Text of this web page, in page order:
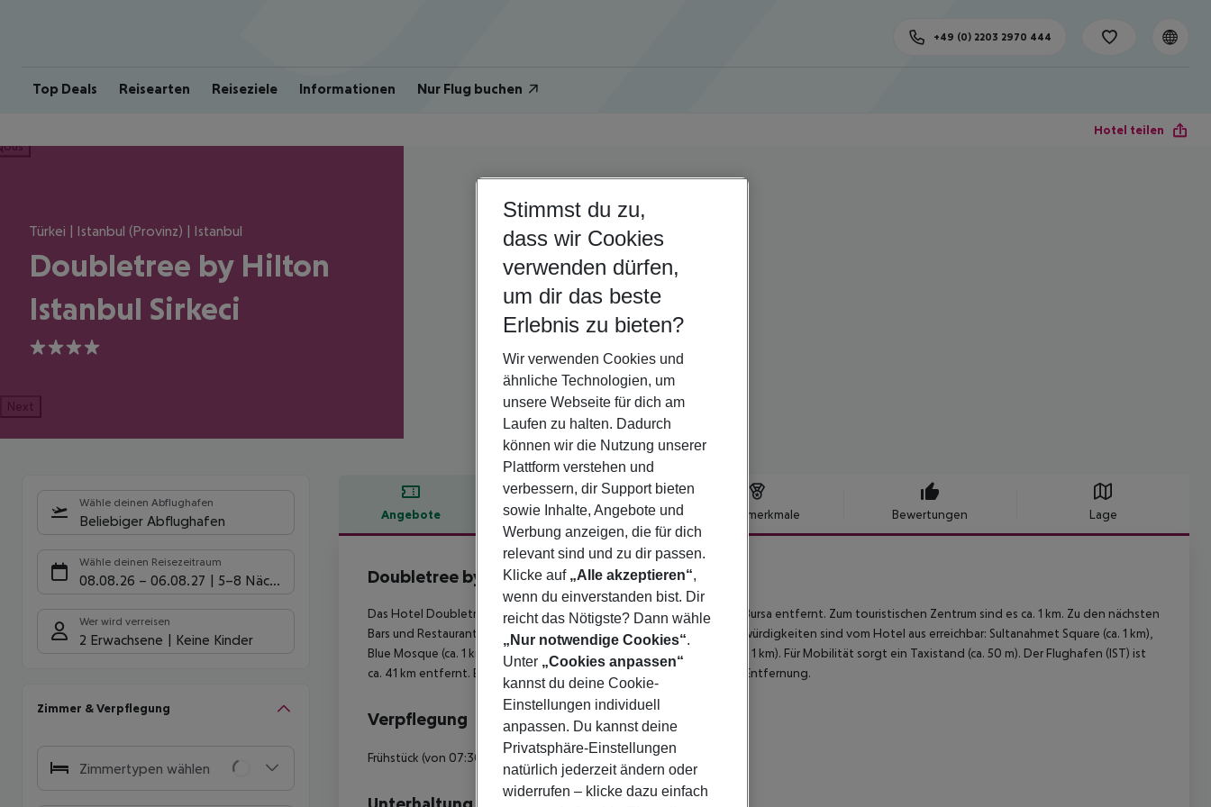
Top Deals Reisearten Reiseziele Informationen Nur Flug buchen
+49 (0) 2203 2970 444
Hotel teilen
Türkei | Istanbul (Provinz) | Istanbul
Doubletree by Hilton
Istanbul Sirkeci
4
Next
Wähle deinen Abflughafen
Beliebiger Abflughafen
Wähle deinen Reisezeitraum
08.08.26 – 06.08.27 5-8 Nächte
Wer wird verreisen
2 Erwachsene Keine Kinder
Zimmer & Verpflegung
Zimmertypen wählen
Angebote Hotelbeschreibung Hotelmerkmale Bewertungen Lage
Hotelbeschreibung
Doubletree by Hilton Istanbul Sirkeci
4
Das Hotel Doubletree by Hilton Istanbul Sirkeci liegt ca. 154 km von Bursa entfernt. Zum touristischen Zentrum sind es ca. 1 km. Zu den nächsten
Bars und Restaurants gelangt man nach rund 1 km. Folgende Sehenswürdigkeiten sind vom Hotel aus erreichbar: Sultanahmet Square (ca. 1 km),
Blue Mosque (ca. 1 km), Hagia Sophia (ca. 1 km) und Topkapi Palace (ca. 1 km). Für Mobilität sorgt ein Taxistand (ca. 50 m). Der Flughafen (IST) ist
ca. 41 km entfernt. Ein weiterer Flughafen (SAW) liegt in etwa 45 km Entfernung.
Verpflegung
Frühstück (von 07:30 - 10:30 Uhr) vom Buffet.
Stimmst du zu,
dass wir Cookies
verwenden dürfen,
um dir das beste
Erlebnis zu bieten?
Wir verwenden Cookies und
ähnliche Technologien, um
unsere Webseite für dich am
Laufen zu halten. Dadurch
können wir die Nutzung unserer
Plattform verstehen und
verbessern, dir Support bieten
sowie Inhalte, Angebote und
Werbung anzeigen, die für dich
relevant sind und zu dir passen.
Klicke auf „Alle akzeptieren“,
wenn du einverstanden bist. Dir
reicht das Nötigste? Dann wähle
„Nur notwendige Cookies“.
Unter „Cookies anpassen“
kannst du deine Cookie-
Einstellungen individuell
anpassen. Du kannst deine
Privatsphäre-Einstellungen
natürlich jederzeit ändern oder
widerrufen – klicke dazu einfach